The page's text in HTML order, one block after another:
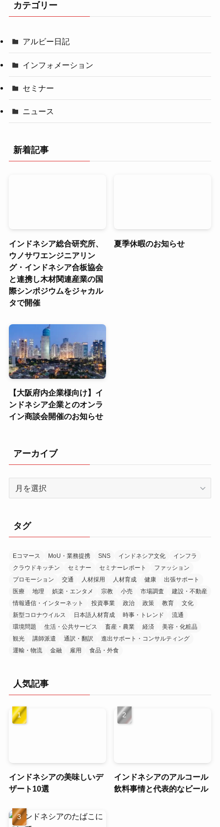
カテゴリー
アルビー日記
インフォメーション
セミナー
ニュース
新着記事
インドネシア総合研究所、
ウノサワエンジニアリン
グ・インドネシア合板協会
と連携し木材関連産業の国
際シンポジウムをジャカル
タで開催
夏季休暇のお知らせ
【大阪府内企業様向け】イ
ンドネシア企業とのオンラ
イン商談会開催のお知らせ
アーカイブ
ブ
タグ
Eコマース MoU・業務提携 SNS インドネシア文化
インフラ
クラウドキッチン
セミナー セミナーレポート
ファッション
プロモーション
交通 人材採用 人材育成 健康
出張サポート
医療
地理 娯楽・エンタメ 宗教 小売 市場調査
建設・不動産
情報通信・インターネット
投資事業 政治 政策 教育
文化
新型コロナウイルス
日本語人材育成 時事・トレンド
流通
環境問題
生活・公共サービス 畜産・農業 経済
美容・化粧品
観光
講師派遣 通訳・翻訳
進出サポート・コンサルティング
運輸・物流
金融 雇用 食品・外食
人気記事
インドネシアの美味しいデ
ザート10選
インドネシアのアルコール
飲料事情と代表的なビール